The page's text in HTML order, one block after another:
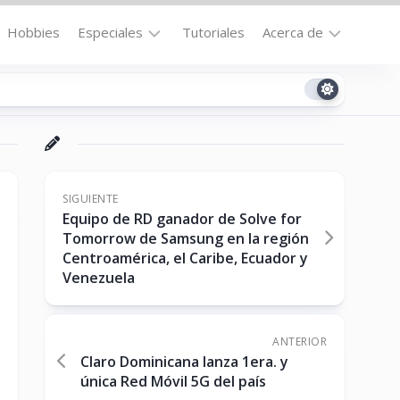
Hobbies Especiales
la
Destacados
Downloads
No-
cat
Tutoriales Acerca de
Contacto
Cookie
Policy
(US)
SIGUIENTE
Equipo de RD ganador de Solve for
Tomorrow de Samsung en la región
Centroamérica, el Caribe, Ecuador y
Venezuela
ANTERIOR
Claro Dominicana lanza 1era. y
única Red Móvil 5G del país